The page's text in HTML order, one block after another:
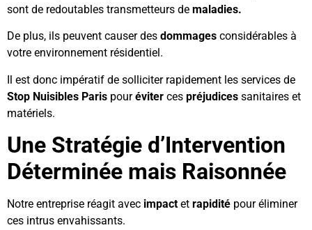
sont de redoutables transmetteurs de maladies.
De plus, ils peuvent causer des dommages considérables à
votre environnement résidentiel.
Il est donc impératif de solliciter rapidement les services de
Stop Nuisibles Paris pouréviter ces préjudices sanitaires et
matériels.
Une Stratégie d’Intervention
Déterminée mais Raisonnée
Notre entreprise réagit avec impact et rapidité pour éliminer
ces intrus envahissants.